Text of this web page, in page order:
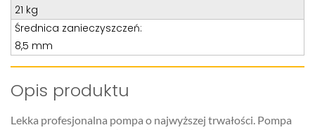
21 kg
Średnica zanieczyszczeń:
8,5 mm
Opis produktu
Lekka profesjonalna pompa o najwyższej trwałości. Pompa